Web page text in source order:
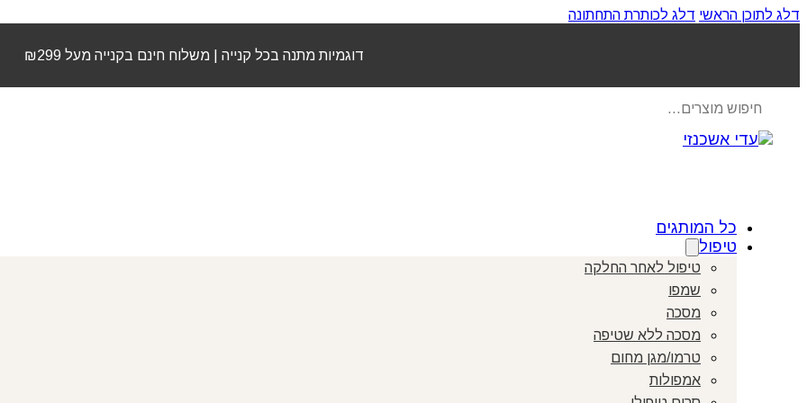
דלג לתוכן הראשי דלג לכותרת התחתונה
דוגמיות מתנה בכל קנייה | משלוח חינם בקנייה מעל ₪299
search
כל המותגים
טיפול
טיפול לאחר החלקה
שמפו
מסכה
מסכה ללא שטיפה
טרמו/מגן מחום
אמפולות